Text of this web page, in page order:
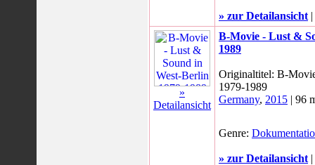
» zur Detailansicht |
»
Detailansicht
B-Movie - Lust &
1989
Originaltitel: B-
1979-1989
Germany, 2015 | 96
Genre:
» zur Detailansicht |